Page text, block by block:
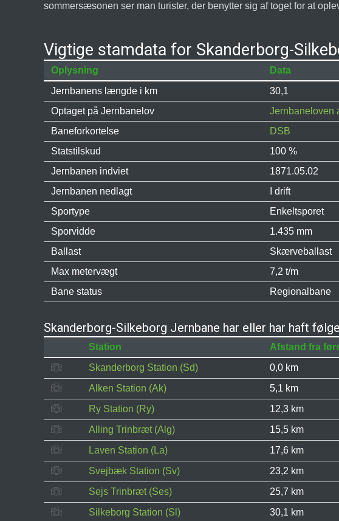
sommersæsonen ser man turister, der benytter sig af toget for at
Vigtige stamdata for Skanderborg-
Oplysning
Data
Jernbanens længde i km
30,1
Optaget på Jernbanelov
Jernbaneloven
Baneforkortelse
DSB
Statstilskud
100 %
Jernbanen indviet
1871.05.02
Jernbanen nedlagt
I drift
Sportype
Enkeltsporet
Sporvidde
1.435 mm
Ballast
Skærveballast
Max metervægt
7,2 t/m
Bane status
Regionalbane
Skanderborg-Silkeborg Jernbane har eller har haft
Station
Afstand fra
Skanderborg Station (Sd)
0,0 km
Alken Station (Ak)
5,1 km
Ry Station (Ry)
12,3 km
Alling Trinbræt (Alg)
15,5 km
Laven Station (La)
17,6 km
Svejbæk Station (Sv)
23,2 km
Sejs Trinbræt (Ses)
25,7 km
Silkeborg Station (Sl)
30,1 km